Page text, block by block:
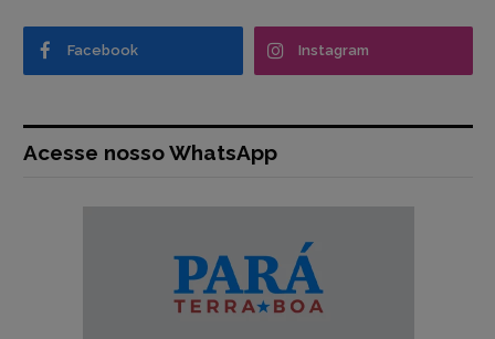
Facebook Instagram
Acesse nosso WhatsApp